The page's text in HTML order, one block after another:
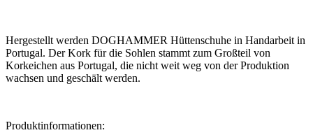
Hergestellt werden DOGHAMMER Hüttenschuhe in Handarbeit in
Portugal. Der Kork für die Sohlen stammt zum Großteil von
Korkeichen aus Portugal, die nicht weit weg von der Produktion
wachsen und geschält werden.
Produktinformationen: